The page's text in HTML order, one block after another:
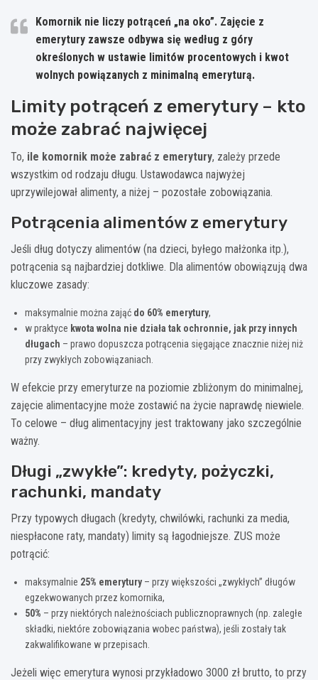
Komornik nie liczy potrąceń „na oko”. Zajęcie z
emerytury zawsze odbywa się według z góry
określonych w ustawie limitów procentowych i kwot
wolnych powiązanych z minimalną emeryturą.
Limity potrąceń z emerytury – kto
może zabrać najwięcej
To, ile komornik może zabrać z emerytury, zależy przede
wszystkim od rodzaju długu. Ustawodawca najwyżej
uprzywilejował alimenty, a niżej – pozostałe zobowiązania.
Potrącenia alimentów z emerytury
Jeśli dług dotyczy alimentów (na dzieci, byłego małżonka itp.),
potrącenia są najbardziej dotkliwe. Dla alimentów obowiązują dwa
kluczowe zasady:
maksymalnie można zająć do 60% emerytury,
w praktyce kwota wolna nie działa tak ochronnie, jak przy innych
długach – prawo dopuszcza potrącenia sięgające znacznie niżej niż
przy zwykłych zobowiązaniach.
W efekcie przy emeryturze na poziomie zbliżonym do minimalnej,
zajęcie alimentacyjne może zostawić na życie naprawdę niewiele.
To celowe – dług alimentacyjny jest traktowany jako szczególnie
ważny.
Długi „zwykłe”: kredyty, pożyczki,
rachunki, mandaty
Przy typowych długach (kredyty, chwilówki, rachunki za media,
niespłacone raty, mandaty) limity są łagodniejsze. ZUS może
potrącić:
maksymalnie 25% emerytury– przy większości „zwykłych” długów
egzekwowanych przez komornika,
50% – przy niektórych należnościach publicznoprawnych (np. zaległe
składki, niektóre zobowiązania wobec państwa), jeśli zostały tak
zakwalifikowane w przepisach.
Jeżeli więc emerytura wynosi przykładowo 3000 zł brutto, to przy